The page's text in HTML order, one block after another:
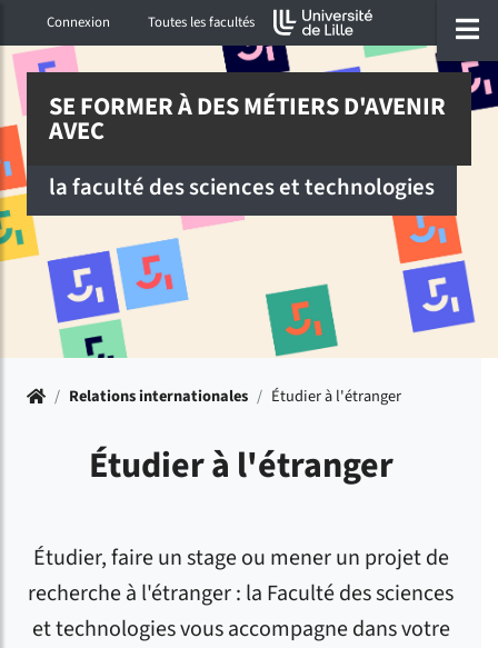
Accéder au menu principal
Accéder à la recherche
Accéder au pied de page
Connexion Toutes les facultés
menu
SE FORMER À DES MÉTIERS D'AVENIR
AVEC
la faculté des sciences et technologies
Accueil
/ Relations internationales / Étudier à l'étranger
Étudier à l'étranger
Étudier, faire un stage ou mener un projet de
recherche à l'étranger : la Faculté des sciences
et technologies vous accompagne dans votre